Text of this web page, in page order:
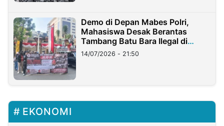
Demo di Depan Mabes Polri,
Mahasiswa Desak Berantas
Tambang Batu Bara Ilegal di
Lampung
14/07/2026 - 21:50
EKONOMI